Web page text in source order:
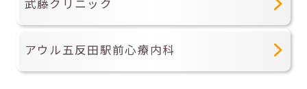
武藤クリニック
アウル五反田駅前心療内科